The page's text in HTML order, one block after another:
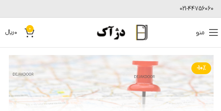
021-44756060
منو 0
0﷼
-10%